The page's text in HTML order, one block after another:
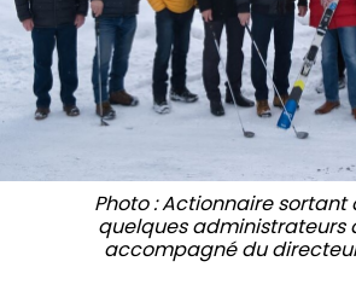
Photo : Actionnaire sortant
quelques administrateurs
accompagné du